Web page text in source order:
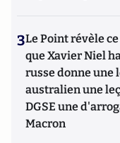
3Le Point révèle
que Xavier Niel
russe donne une
australien une
DGSE une
Macron